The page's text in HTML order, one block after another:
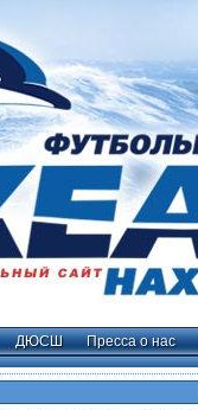
ДЮСШ Пресса о нас